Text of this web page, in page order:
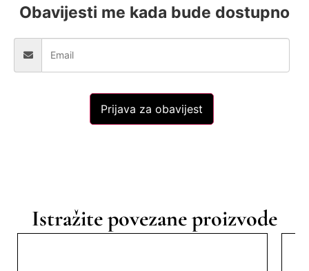
Obavijesti me kada bude dostupno
Prijava za obavijest
Istražite povezane proizvode